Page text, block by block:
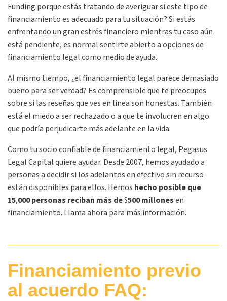
Funding porque estás tratando de averiguar si este tipo de
financiamiento es adecuado para tu situación? Si estás
enfrentando un gran estrés financiero mientras tu caso aún
está pendiente, es normal sentirte abierto a opciones de
financiamiento legal como medio de ayuda.
Al mismo tiempo, ¿el financiamiento legal parece demasiado
bueno para ser verdad? Es comprensible que te preocupes
sobre si las reseñas que ves en línea son honestas. También
está el miedo a ser rechazado o a que te involucren en algo
que podría perjudicarte más adelante en la vida.
Como tu socio confiable de financiamiento legal, Pegasus
Legal Capital quiere ayudar. Desde 2007, hemos ayudado a
personas a decidir si los adelantos en efectivo sin recurso
están disponibles para ellos. Hemos hecho posible que
15,000 personas reciban más de$500 millonesen
financiamiento. Llama ahora para más información.
Financiamiento previo
al acuerdo FAQ: